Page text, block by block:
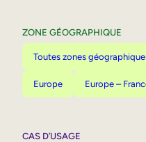
ZONE GÉOGRAPHIQUE
Toutes zones
Europe Europe –
CAS D’USAGE